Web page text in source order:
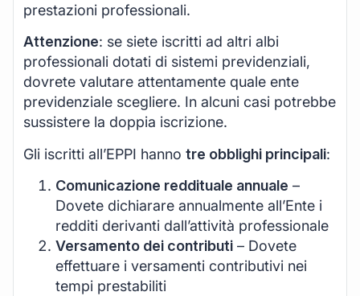
prestazioni professionali.
Attenzione: se siete iscritti ad altri albi
professionali dotati di sistemi previdenziali,
dovrete valutare attentamente quale ente
previdenziale scegliere. In alcuni casi potrebbe
sussistere la doppia iscrizione.
Gli iscritti all’EPPI hanno tre obblighi principali:
Comunicazione reddituale annuale –
Dovete dichiarare annualmente all’Ente i
redditi derivanti dall’attività professionale
Versamento dei contributi – Dovete
effettuare i versamenti contributivi nei
tempi prestabiliti